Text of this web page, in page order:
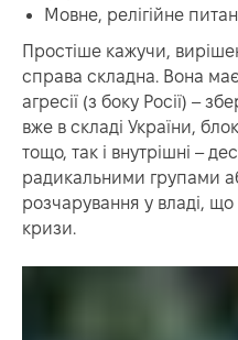
Мовне, релігійне
Простіше кажучи,
справа складна. Вона
агресії (з боку Росії) –
вже в складі України,
тощо, так і внутрішні –
радикальними групами
розчарування у владі,
кризи.